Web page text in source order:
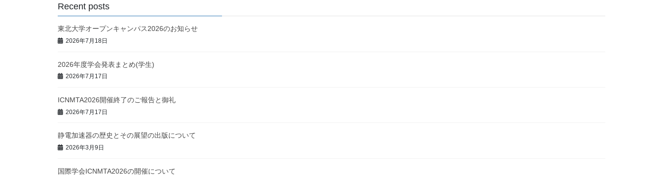
ビ
ゲ
ー
シ
ョ
ン
Recent posts
東北大学オープンキャンパス2026のお知らせ
2026年7月18日
2026年度学会発表まとめ(学生)
2026年7月17日
ICNMTA2026開催終了のご報告と御礼
2026年7月17日
静電加速器の歴史とその展望の出版について
2026年3月9日
国際学会ICNMTA2026の開催について